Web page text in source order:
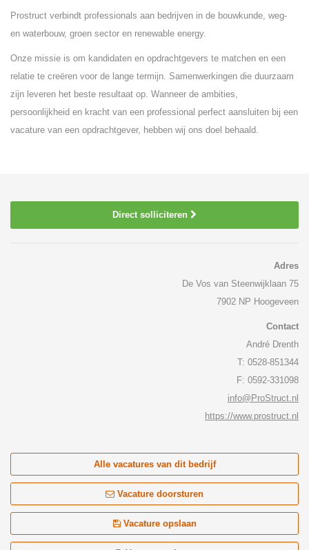
Prostruct verbindt professionals aan bedrijven in de bouwkunde, weg-
en waterbouw, groen sector en renewable energy.
Onze missie is om kandidaten en opdrachtgevers te matchen en een
relatie te creëren voor de lange termijn. Samenwerkingen die duurzaam
zijn leveren het beste resultaat op. Wanneer de ambities,
persoonlijkheid en kracht van een professional perfect aansluiten bij een
vacature van een opdrachtgever, hebben wij ons doel behaald.
Direct solliciteren
Adres
De Vos van Steenwijklaan 75
7902 NP Hoogeveen
Contact
André Drenth
T: 0528-851344
F: 0592-331098
info@ProStruct.nl
https://www.prostruct.nl
Alle vacatures van dit bedrijf
Vacature doorsturen
Vacature opslaan